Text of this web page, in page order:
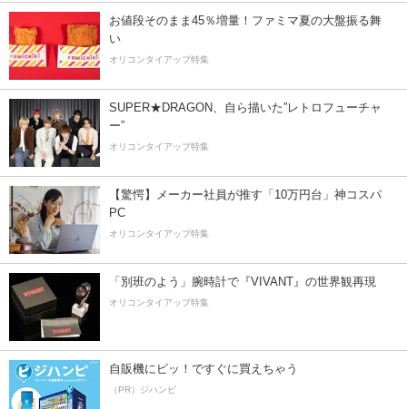
お値段そのまま45％増量！ファミマ夏の大盤振る舞
い
オリコンタイアップ特集
SUPER★DRAGON、自ら描いた”レトロフューチャ
ー”
オリコンタイアップ特集
【驚愕】メーカー社員が推す「10万円台」神コスパ
PC
オリコンタイアップ特集
「別班のよう」腕時計で『VIVANT』の世界観再現
オリコンタイアップ特集
自販機にピッ！ですぐに買えちゃう
（PR）ジハンピ